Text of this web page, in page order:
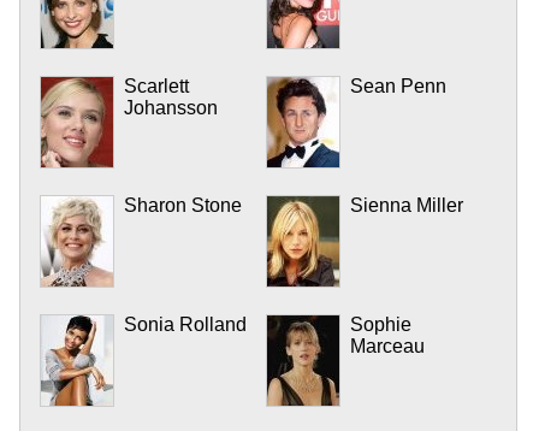
Scarlett
Johansson
Sean Penn
Sharon Stone Sienna Miller
Sonia Rolland
Sophie
Marceau